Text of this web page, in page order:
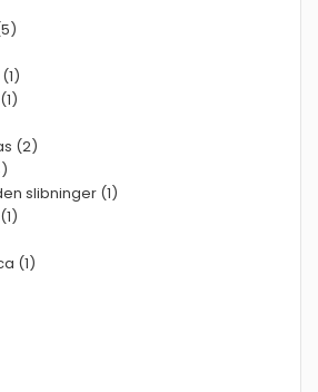
(2)
slibninger (1)
(1)